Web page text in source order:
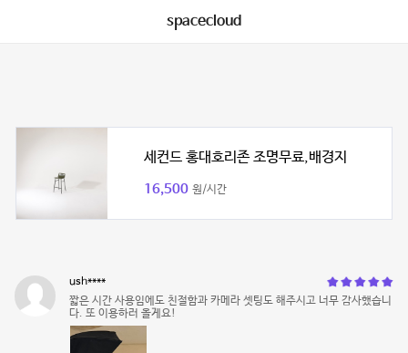
spacecloud
세컨드 홍대호리존 조명무료,배경지
16,500 원/시간
ush****
짧은 시간 사용임에도 친절함과 카메라 셋팅도 해주시고 너무 감사했습니
다. 또 이용하러 올게요!